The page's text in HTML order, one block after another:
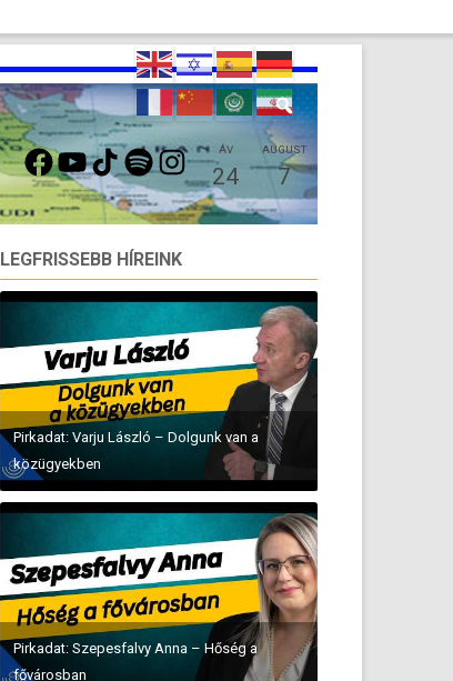
FACEBOOKYOUTUBETIKTOKSPOTIFYINSTAGRAMÁV
24
AUGUST
7
LEGFRISSEBB HÍREINK
Pirkadat: Varju László – Dolgunk van a
közügyekben
Pirkadat: Szepesfalvy Anna – Hőség a
fővárosban